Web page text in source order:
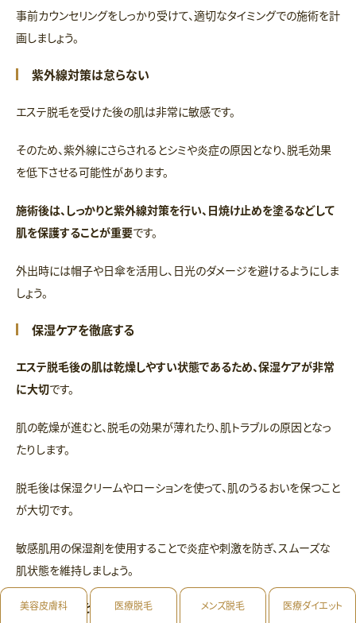
事前カウンセリングをしっかり受けて、適切なタイミングでの施術を計
画しましょう。
紫外線対策は怠らない
エステ脱毛を受けた後の肌は非常に敏感です。
そのため、紫外線にさらされるとシミや炎症の原因となり、脱毛効果
を低下させる可能性があります。
施術後は、しっかりと紫外線対策を行い、日焼け止めを塗るなどして
肌を保護することが重要です。
外出時には帽子や日傘を活用し、日光のダメージを避けるようにしま
しょう。
保湿ケアを徹底する
エステ脱毛後の肌は乾燥しやすい状態であるため、保湿ケアが非常
に大切です。
肌の乾燥が進むと、脱毛の効果が薄れたり、肌トラブルの原因となっ
たりします。
脱毛後は保湿クリームやローションを使って、肌のうるおいを保つこと
が大切です。
敏感肌用の保湿剤を使用することで炎症や刺激を防ぎ、スムーズな
肌状態を維持しましょう。
生活習慣を整える
美容皮膚科 医療脱毛 メンズ脱毛 医療ダイエット